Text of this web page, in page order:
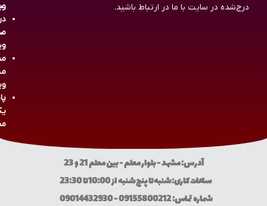
درج‌شده در سایت با ما در ارتباط باشید.
آدرس: مشهد - بلوار معلم - بین معلم 21 و 23
ساعات کاری: شنبه تا پنج شنبه از 10:00 تا 23:30
شماره تماس: 09155800212 - 09014432930